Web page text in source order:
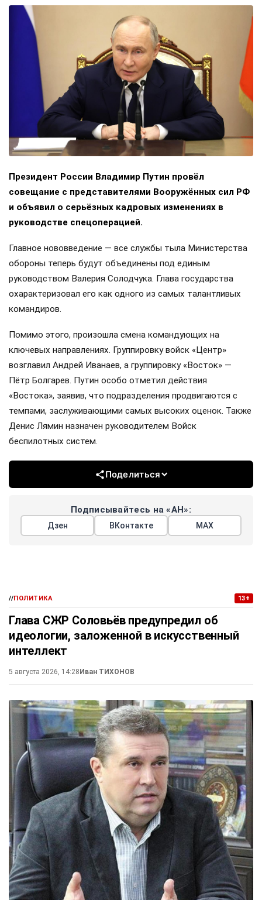
Президент России Владимир Путин провёл
совещание с представителями Вооружённых сил РФ
и объявил о серьёзных кадровых изменениях в
руководстве спецоперацией.
Главное нововведение — все службы тыла Министерства
обороны теперь будут объединены под единым
руководством Валерия Солодчука. Глава государства
охарактеризовал его как одного из самых талантливых
командиров.
Помимо этого, произошла смена командующих на
ключевых направлениях. Группировку войск «Центр»
возглавил Андрей Иванаев, а группировку «Восток» —
Пётр Болгарев. Путин особо отметил действия
«Востока», заявив, что подразделения продвигаются с
темпами, заслуживающими самых высоких оценок. Также
Денис Лямин назначен руководителем Войск
беспилотных систем.
Поделиться
Подписывайтесь на «АН»:
Дзен ВКонтакте МАХ
//ПОЛИТИКА 13+
Глава СЖР Соловьёв предупредил об
идеологии, заложенной в искусственный
интеллект
5 августа 2026, 14:28 Иван ТИХОНОВ